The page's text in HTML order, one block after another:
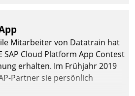
Mitarbeiter von Datatrain hat
SAP Cloud Platform App Contest
erhalten. Im Frühjahr 2019
Partner sie persönlich